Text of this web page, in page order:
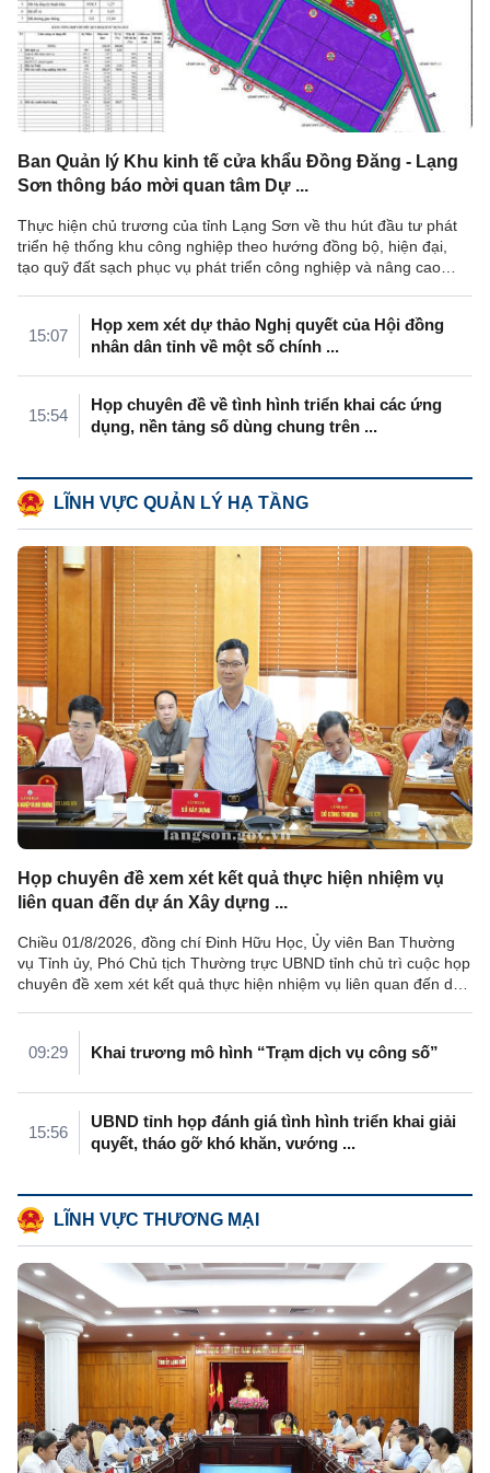
Ban Quản lý Khu kinh tế cửa khẩu Đồng Đăng - Lạng
Sơn thông báo mời quan tâm Dự ...
Thực hiện chủ trương của tỉnh Lạng Sơn về thu hút đầu tư phát
triển hệ thống khu công nghiệp theo hướng đồng bộ, hiện đại,
tạo quỹ đất sạch phục vụ phát triển công nghiệp và nâng cao
15:07
Họp xem xét dự thảo Nghị quyết của Hội đồng
nhân dân tỉnh về một số chính ...
15:54
Họp chuyên đề về tình hình triển khai các ứng
dụng, nền tảng số dùng chung trên ...
LĨNH VỰC QUẢN LÝ HẠ TẦNG
Họp chuyên đề xem xét kết quả thực hiện nhiệm vụ
liên quan đến dự án Xây dựng ...
Chiều 01/8/2026, đồng chí Đinh Hữu Học, Ủy viên Ban Thường
vụ Tỉnh ủy, Phó Chủ tịch Thường trực UBND tỉnh chủ trì cuộc họp
chuyên đề xem xét kết quả thực hiện nhiệm vụ liên quan đến dự
09:29 Khai trương mô hình “Trạm dịch vụ công số”
15:56
UBND tỉnh họp đánh giá tình hình triển khai giải
quyết, tháo gỡ khó khăn, vướng ...
LĨNH VỰC THƯƠNG MẠI